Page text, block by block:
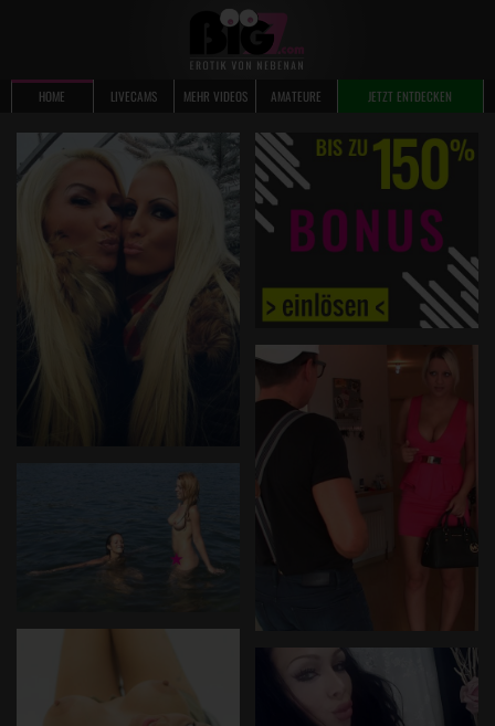
HOME LIVECAMS MEHR VIDEOS AMATEURE JETZT ENTDECKEN